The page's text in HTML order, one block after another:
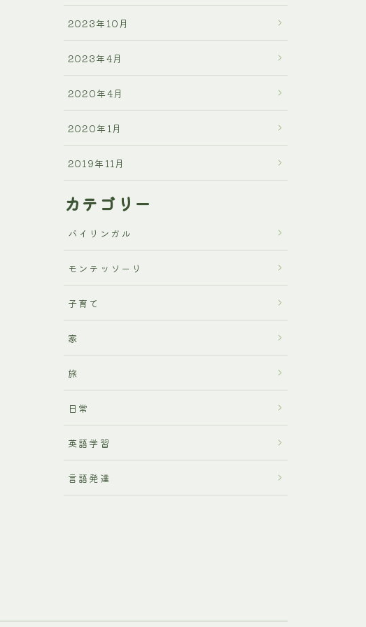
2023年10月
2023年4月
2020年4月
2020年1月
2019年11月
カテゴリー
バイリンガル
モンテッソーリ
子育て
家
旅
日常
英語学習
言語発達